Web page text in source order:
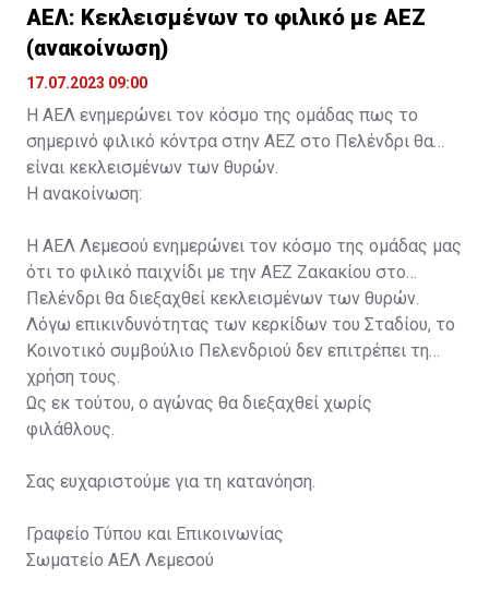
ΑΕΛ: Κεκλεισμένων το φιλικό με ΑΕΖ
(ανακοίνωση)
17.07.2023 09:00
Η ΑΕΛ ενημερώνει τον κόσμο της ομάδας πως το
σημερινό φιλικό κόντρα στην ΑΕΖ στο Πελένδρι θα
είναι κεκλεισμένων των θυρών.
Η ανακοίνωση:
Η ΑΕΛ Λεμεσού ενημερώνει τον κόσμο της ομάδας μας
ότι το φιλικό παιχνίδι με την ΑΕΖ Ζακακίου στο
Πελένδρι θα διεξαχθεί κεκλεισμένων των θυρών.
Λόγω επικινδυνότητας των κερκίδων του Σταδίου, το
Κοινοτικό συμβούλιο Πελενδριού δεν επιτρέπει τη
χρήση τους.
Ως εκ τούτου, ο αγώνας θα διεξαχθεί χωρίς
φιλάθλους.
Σας ευχαριστούμε για τη κατανόηση.
Γραφείο Τύπου και Επικοινωνίας
Σωματείο ΑΕΛ Λεμεσού